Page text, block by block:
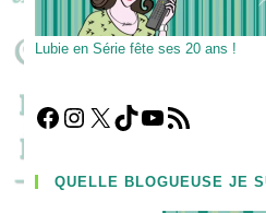
Lubie en Série fête ses 20 ans !
Facebook
Instagram
X TikTokYouTube
Flux RSS
QUELLE BLOGUEUSE JE